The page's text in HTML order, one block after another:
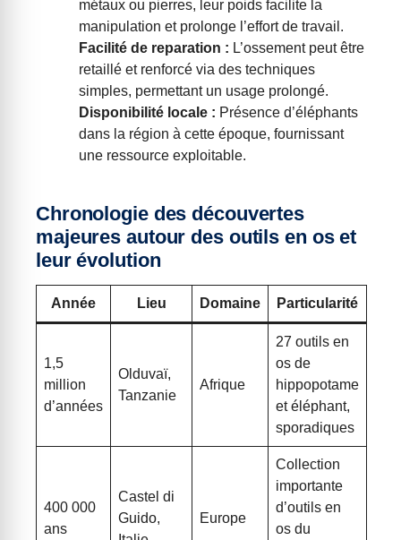
métaux ou pierres, leur poids facilite la
manipulation et prolonge l’effort de travail.
Facilité de reparation : L’ossement peut être
retaillé et renforcé via des techniques
simples, permettant un usage prolongé.
Disponibilité locale : Présence d’éléphants
dans la région à cette époque, fournissant
une ressource exploitable.
Chronologie des découvertes
majeures autour des outils en os et
leur évolution
Année Lieu Domaine Particularité
1,5
million
d’années
Olduvaï,
Tanzanie
Afrique
27 outils en
os de
hippopotame
et éléphant,
sporadiques
400 000
ans
Castel di
Guido,
Europe
Collection
importante
d’outils en
os du